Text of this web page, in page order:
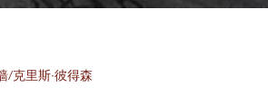
/克里斯·彼得森